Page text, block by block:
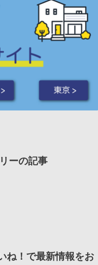
東京 >
ーの記事
年 12月 5日 リフォーム